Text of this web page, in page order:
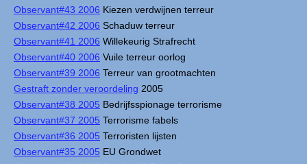
Observant#43 2006 Kiezen verdwijnen terreur
Observant#42 2006 Schaduw terreur
Observant#41 2006 Willekeurig Strafrecht
Observant#40 2006 Vuile terreur oorlog
Observant#39 2006 Terreur van grootmachten
Gestraft zonder veroordeling 2005
Observant#38 2005 Bedrijfsspionage terrorisme
Observant#37 2005 Terrorisme fabels
Observant#36 2005 Terroristen lijsten
Observant#35 2005 EU Grondwet